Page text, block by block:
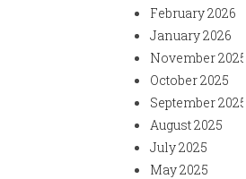
February 2026
January 2026
November
October 2025
September
August 2025
July 2025
May 2025